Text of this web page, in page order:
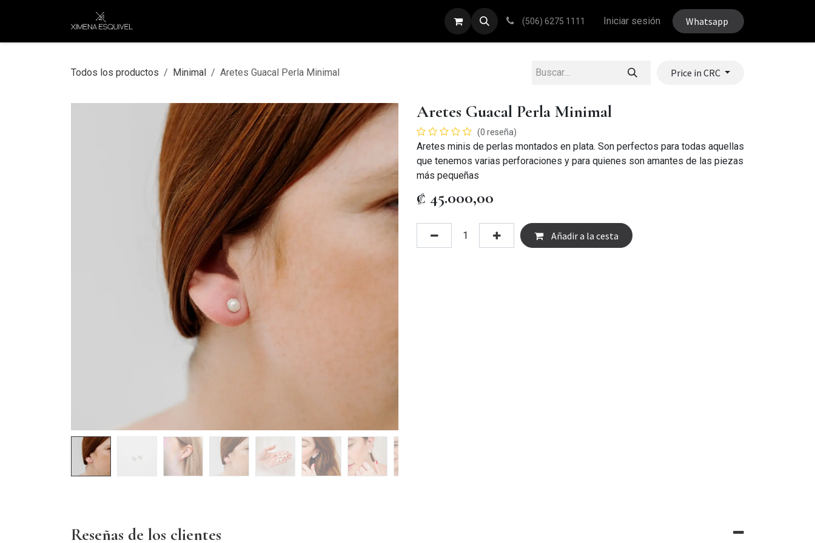
PULSERAS (506) 6275 1111 Iniciar sesión Whatsapp
Todos los productos Minimal Aretes Guacal Perla Minimal Price in CRC
Aretes Guacal Perla Minimal
(0 reseña)
Aretes minis de perlas montados en plata. Son perfectos para todas aquellas
que tenemos varias perforaciones y para quienes son amantes de las piezas
más pequeñas
₡ 45.000,00
Añadir a la cesta
Reseñas de los clientes